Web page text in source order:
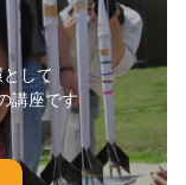
して
講座です